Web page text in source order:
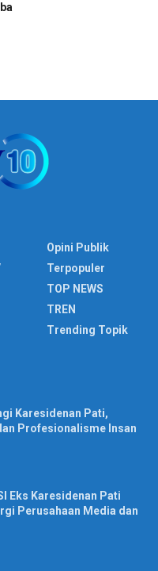
Opini Publik
Terpopuler
TOP NEWS
TREN
Trending Topik
Karesidenan Pati,
Profesionalisme Insan
Eks Karesidenan Pati
Perusahaan Media dan